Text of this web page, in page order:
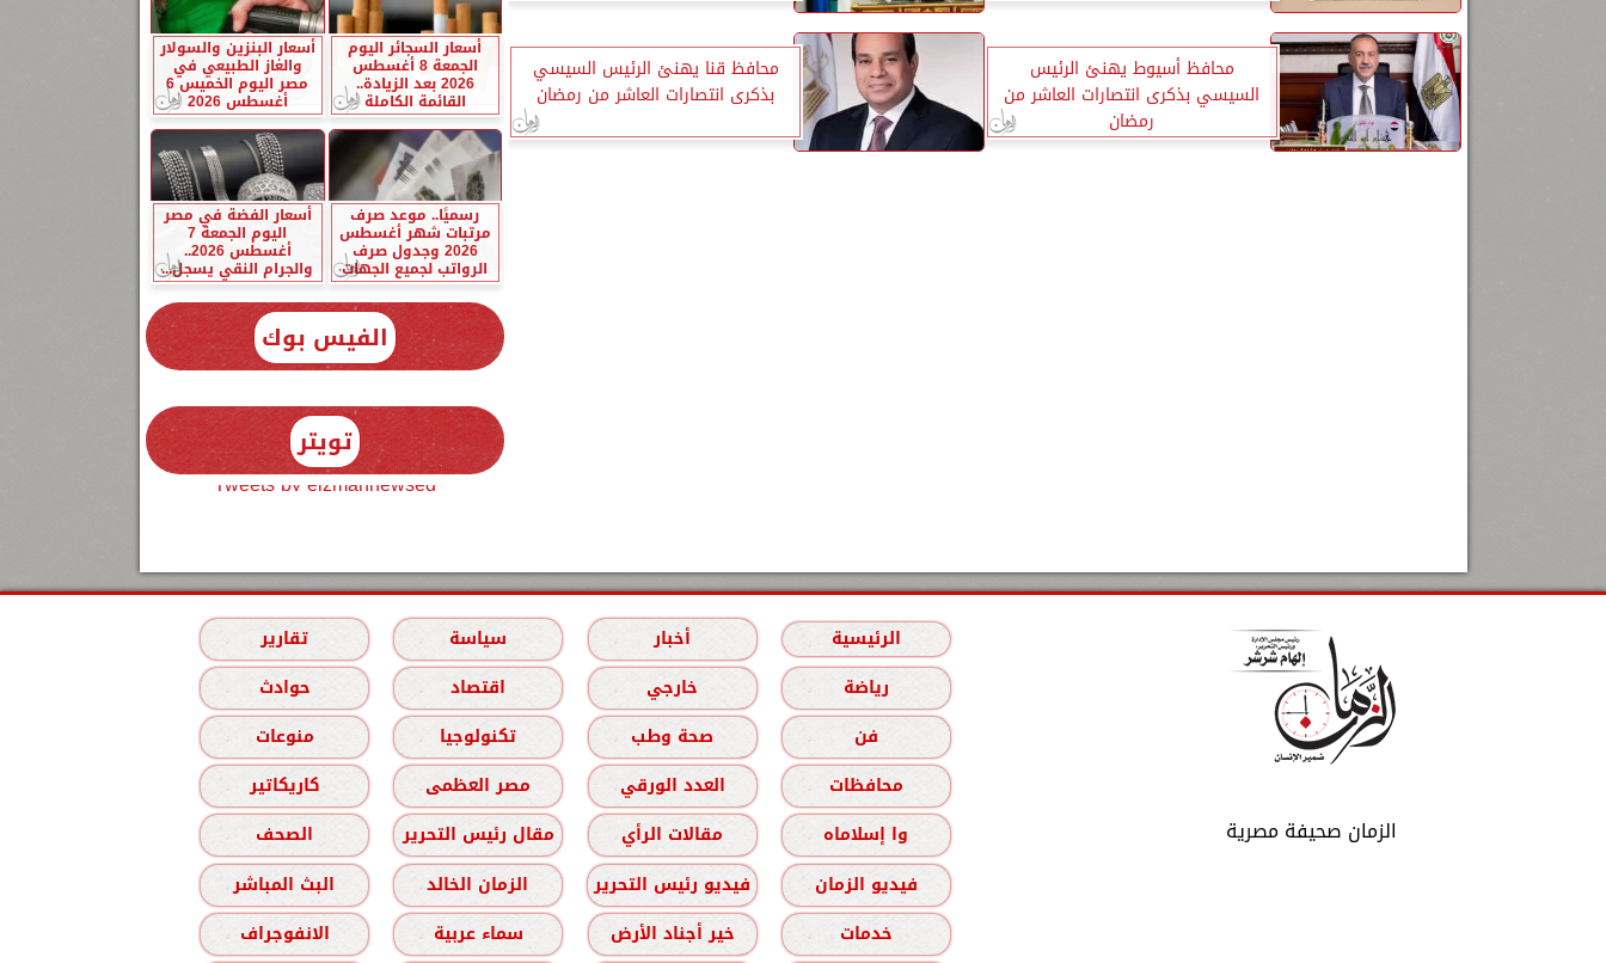
محافظ أسيوط يهنئ الرئيس
السيسي بذكرى انتصارات العاشر من
رمضان
محافظ قنا يهنئ الرئيس السيسي
بذكرى انتصارات العاشر من رمضان
أسعار السجائر اليوم
الجمعة 8 أغسطس
2026 بعد الزيادة..
القائمة الكاملة
أسعار البنزين والسولار
والغاز الطبيعي في
مصر اليوم الخميس 6
أغسطس 2026
رسميًا.. موعد صرف
مرتبات شهر أغسطس
2026 وجدول صرف
الرواتب لجميع الجهات
أسعار الفضة في مصر
اليوم الجمعة 7
أغسطس 2026..
والجرام النقي يسجل...
الفيس بوك
تويتر
Tweets by elzmannewseg
الزمان صحيفة مصرية
الرئيسية أخبار سياسة
تقارير
رياضة
خارجي اقتصاد
حوادث
فن
صحة وطب تكنولوجيا
منوعات
محافظات
العدد الورقي مصر العظمى
كاريكاتير
وا إسلاماه
مقالات الرأي مقال رئيس التحرير
الصحف
فيديو الزمان
فيديو رئيس التحرير الزمان الخالد
البث المباشر
خدمات
خير أجناد الأرض سماء عربية الانفوجراف